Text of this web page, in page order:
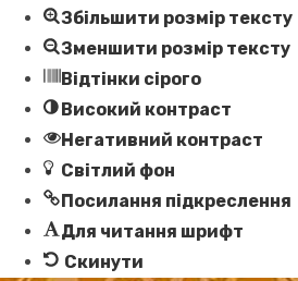
Збільшити розмір тексту
Зменшити розмір тексту
Відтінки сірого
Високий контраст
Негативний контраст
Світлий фон
Посилання підкреслення
Для читання шрифт
Скинути